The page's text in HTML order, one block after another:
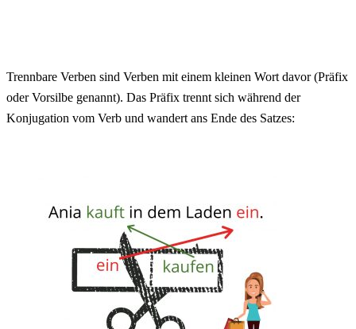
Trennbare Verben sind Verben mit einem kleinen Wort davor (Präfix
oder Vorsilbe genannt). Das Präfix trennt sich während der
Konjugation vom Verb und wandert ans Ende des Satzes: